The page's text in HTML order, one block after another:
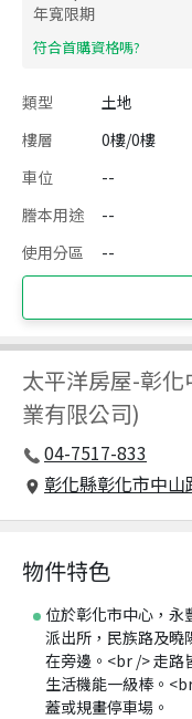
年寬限期
​符合首購資格嗎?
類型 土地
樓層
0樓/0樓
車位
--
謄本用途
--
使用分區
--
太平洋房屋-彰化
業有限公司)
04-7517-833
彰化縣彰化市中
物件特色
位於彰化市中心，永
派出所，民族路及曉
在旁邊。<br /> 走路
生活機能一級棒。
蓋或規畫停車場。